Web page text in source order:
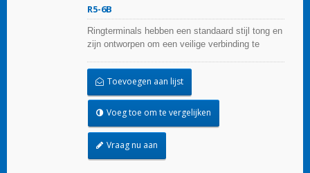
R5-6B
Ringterminals hebben een standaard stijl tong en
zijn ontworpen om een veilige verbinding te
Toevoegen aan lijst
Voeg toe om te vergelijken
Vraag nu aan